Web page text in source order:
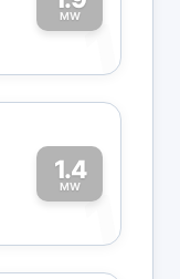
MW1
1.4
MW1